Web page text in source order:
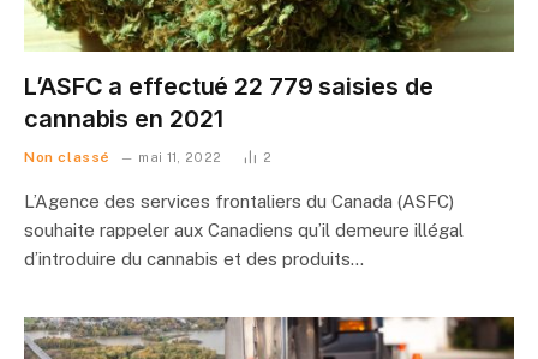
L’ASFC a effectué 22 779 saisies de
cannabis en 2021
Non classé mai 11, 2022 2
L’Agence des services frontaliers du Canada (ASFC)
souhaite rappeler aux Canadiens qu’il demeure illégal
d’introduire du cannabis et des produits…